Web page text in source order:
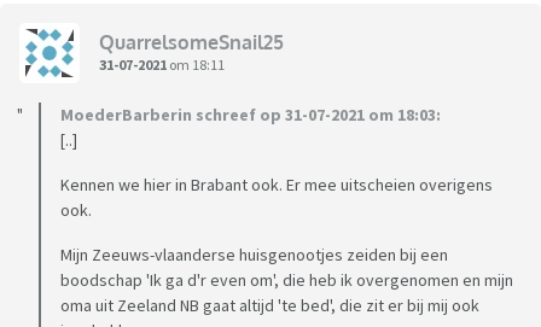
QuarrelsomeSnail25
31-07-2021 om 18:11
MoederBarberin schreef op 31-07-2021 om 18:03:
[..]
Kennen we hier in Brabant ook. Er mee uitscheien overigens
ook.
Mijn Zeeuws-vlaanderse huisgenootjes zeiden bij een
boodschap 'Ik ga d'r even om', die heb ik overgenomen en mijn
oma uit Zeeland NB gaat altijd 'te bed', die zit er bij mij ook